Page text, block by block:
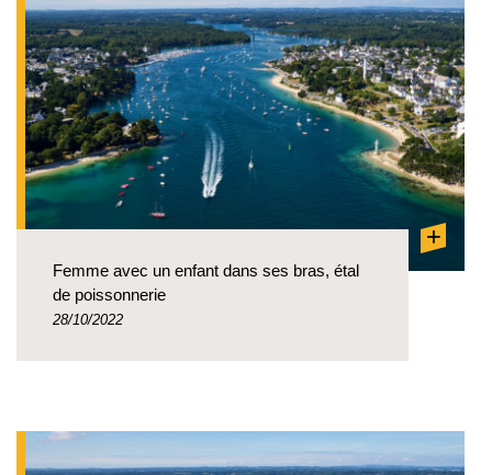
+
Femme avec un enfant dans ses bras, étal
de poissonnerie
28/10/2022